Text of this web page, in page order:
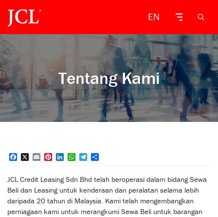
EN
Tentang Kami
FacebookEmailPinterest
LinkedInWhatsApp
Telegram
JCL Credit Leasing Sdn Bhd telah beroperasi dalam bidang Sewa
Beli dan Leasing untuk kenderaan dan peralatan selama lebih
daripada 20 tahun di Malaysia. Kami telah mengembangkan
perniagaan kami untuk merangkumi Sewa Beli untuk barangan